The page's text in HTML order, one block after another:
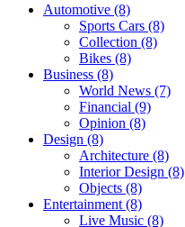
Automotive (8)
Sports Cars (8)
Collection (8)
Bikes (8)
Business (8)
World News (7)
Financial (9)
Opinion (8)
Design (8)
Architecture (8)
Interior Design (8)
Objects (8)
Entertainment (8)
Live Music (8)